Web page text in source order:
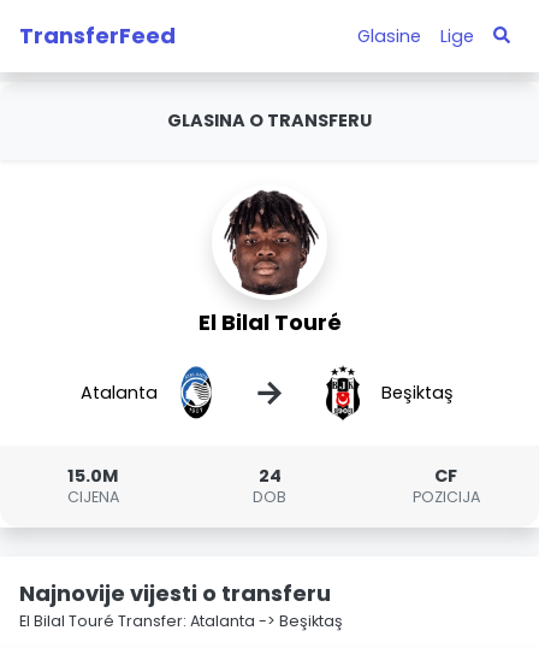
TransferFeed Glasine Lige
GLASINA O TRANSFERU
El Bilal Touré
Atalanta → Beşiktaş
15.0M
CIJENA
24
DOB
CF
POZICIJA
Najnovije vijesti o transferu
El Bilal Touré Transfer: Atalanta -> Beşiktaş